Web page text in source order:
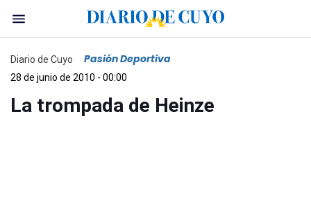
Diario de Cuyo Pasión Deportiva
28 de junio de 2010 - 00:00
La trompada de Heinze